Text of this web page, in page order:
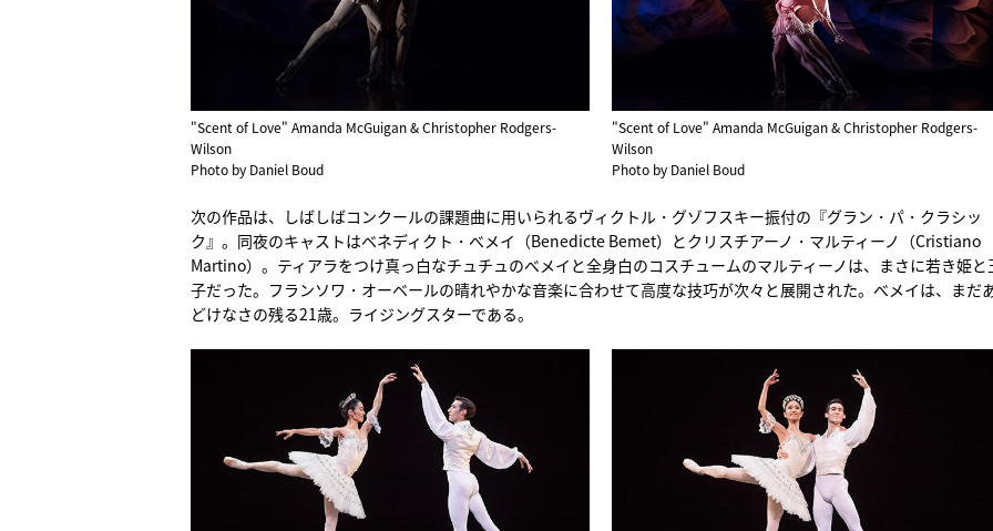
"Scent of Love" Amanda McGuigan & Christopher Rodgers-
Wilson
Photo by Daniel Boud
"Scent of Love" Amanda McGuigan & Christopher Rodgers-
Wilson
Photo by Daniel Boud
次の作品は、しばしばコンクールの課題曲に用いられるヴィクトル・グゾフスキー振付の『グラン・パ・クラシッ
ク』。同夜のキャストはベネディクト・べメイ（Benedicte Bemet）とクリスチアーノ・マルティーノ（Cristiano
Martino）。ティアラをつけ真っ白なチュチュのべメイと全身白のコスチュームのマルティーノは、まさに若き姫と
子だった。フランソワ・オーベールの晴れやかな音楽に合わせて高度な技巧が次々と展開された。べメイは、まだ
どけなさの残る21歳。ライジングスターである。